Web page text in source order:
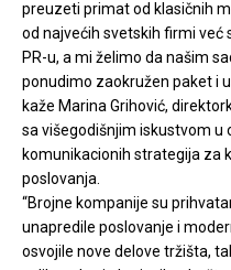
preuzeti primat od klasičnih
od najvećih svetskih firmi već
PR-u, a mi želimo da našim
ponudimo zaokružen paket i
kaže Marina Grihović,
sa višegodišnjim iskustvom u
komunikacionih strategija za
poslovanja.
“Brojne kompanije su
unapredile poslovanje i
osvojile nove delove tržišta,